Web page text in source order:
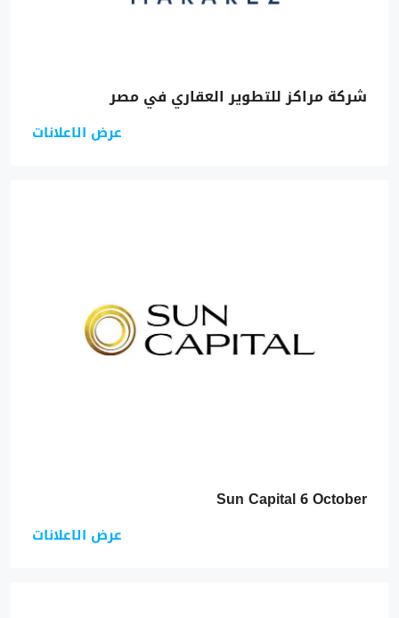
شركة مراكز للتطوير العقاري في مصر
عرض الاعلانات
Sun Capital 6 October
عرض الاعلانات